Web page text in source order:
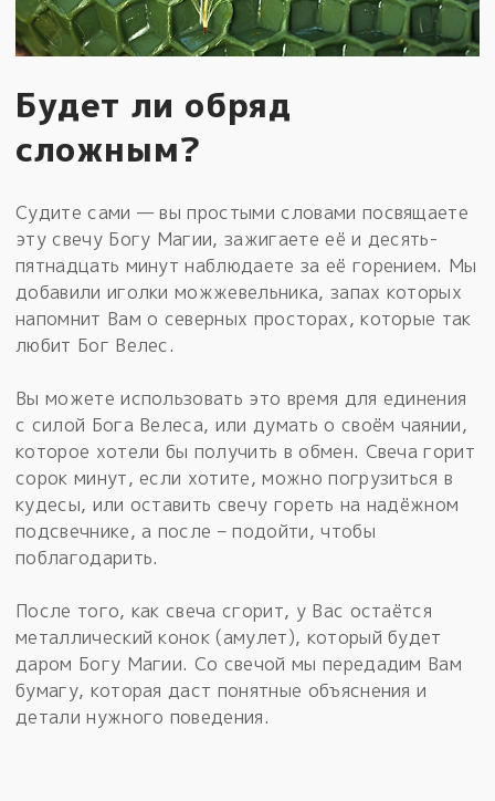
Будет ли обряд
сложным?
Судите сами — вы простыми словами посвящаете
эту свечу Богу Магии, зажигаете её и десять-
пятнадцать минут наблюдаете за её горением. Мы
добавили иголки можжевельника, запах которых
напомнит Вам о северных просторах, которые так
любит Бог Велес.
Вы можете использовать это время для единения
с силой Бога Велеса, или думать о своём чаянии,
которое хотели бы получить в обмен. Свеча горит
сорок минут, если хотите, можно погрузиться в
кудесы, или оставить свечу гореть на надёжном
подсвечнике, а после – подойти, чтобы
поблагодарить.
После того, как свеча сгорит, у Вас остаётся
металлический конок (амулет), который будет
даром Богу Магии. Со свечой мы передадим Вам
бумагу, которая даст понятные объяснения и
детали нужного поведения.